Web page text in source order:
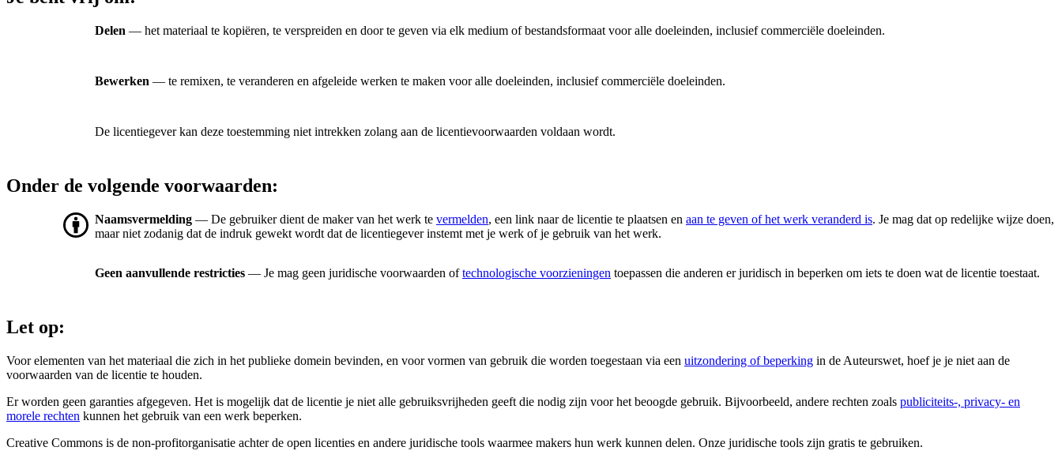
Delen — het materiaal te kopiëren, te verspreiden en door te geven via elk medium of bestandsformaat voor alle doeleinden, inclusief commerciële doeleinden.
Bewerken — te remixen, te veranderen en afgeleide werken te maken voor alle doeleinden, inclusief commerciële doeleinden.
De licentiegever kan deze toestemming niet intrekken zolang aan de licentievoorwaarden voldaan wordt.
Onder de volgende voorwaarden:
Naamsvermelding — De gebruiker dient de maker van het werk te vermelden, een link naar de licentie te plaatsen en aan te geven of het werk veranderd is. Je mag dat op redelijke wijze doen,
maar niet zodanig dat de indruk gewekt wordt dat de licentiegever instemt met je werk of je gebruik van het werk.
Geen aanvullende restricties — Je mag geen juridische voorwaarden oftechnologische voorzieningen toepassen die anderen er juridisch in beperken om iets te doen wat de licentie toestaat.
Let op:
Voor elementen van het materiaal die zich in het publieke domein bevinden, en voor vormen van gebruik die worden toegestaan via een uitzondering of beperking in de Auteurswet, hoef je je niet aan de
voorwaarden van de licentie te houden.
Er worden geen garanties afgegeven. Het is mogelijk dat de licentie je niet alle gebruiksvrijheden geeft die nodig zijn voor het beoogde gebruik. Bijvoorbeeld, andere rechten zoals publiciteits-, privacy- en
morele rechten kunnen het gebruik van een werk beperken.
Creative Commons is de non-profitorganisatie achter de open licenties en andere juridische tools waarmee makers hun werk kunnen delen. Onze juridische tools zijn gratis te gebruiken.